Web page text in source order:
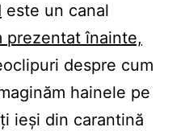
este un canal
prezentat înainte,
despre cum
hainele pe
ieși din carantină